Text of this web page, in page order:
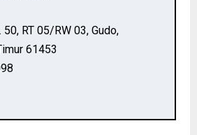
50, RT 05/RW 03, Gudo,
61453